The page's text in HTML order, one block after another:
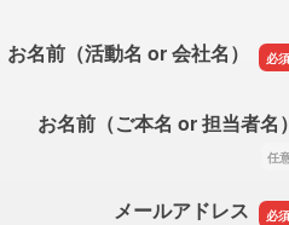
お名前（活動名 or 会社名）
お名前（ご本名 or 担当者名）
メールアドレス